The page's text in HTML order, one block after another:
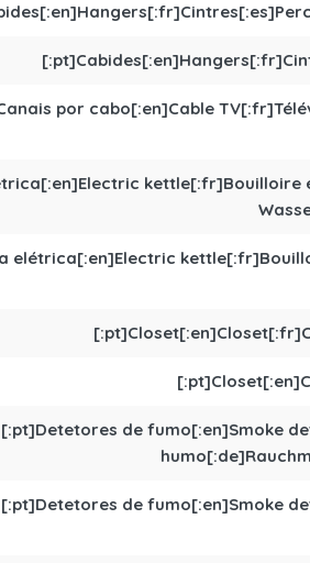
por cabo[:en]Cable
elétrica[:en]Electric
[:pt]Detetores de fumo[:en]Smoke
[:pt]Detetores de fumo[:en]Smoke